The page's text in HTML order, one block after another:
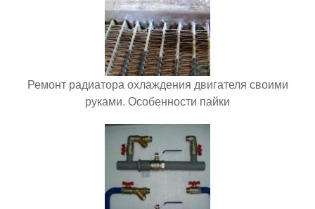
Ремонт радиатора охлаждения двигателя своими
руками. Особенности пайки